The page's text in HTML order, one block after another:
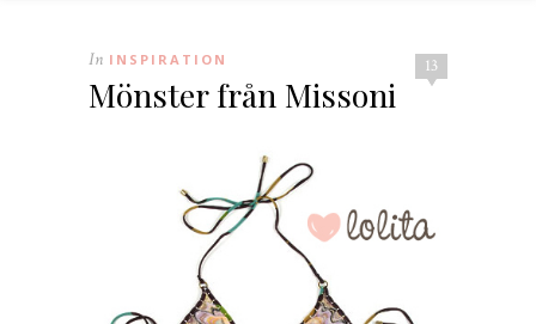
13
In INSPIRATION
Mönster från Missoni